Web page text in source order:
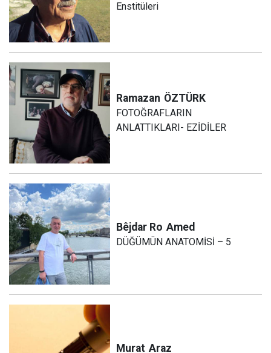
Enstitüleri
Ramazan ÖZTÜRK
FOTOĞRAFLARIN
ANLATTIKLARI- EZİDİLER
Bêjdar Ro Amed
DÜĞÜMÜN ANATOMİSİ – 5
Murat Araz